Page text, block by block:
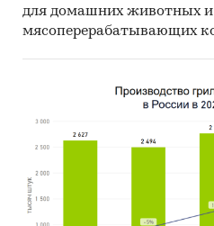
для домашних животных и
мясоперерабатывающих